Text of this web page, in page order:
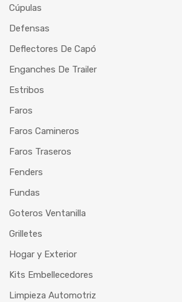
Cúpulas
Defensas
Deflectores De Capó
Enganches De Trailer
Estribos
Faros
Faros Camineros
Faros Traseros
Fenders
Fundas
Goteros Ventanilla
Grilletes
Hogar y Exterior
Kits Embellecedores
Limpieza Automotriz